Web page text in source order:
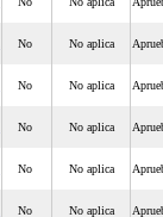
No No aplica
No No aplica
No No aplica
No No aplica
No No aplica